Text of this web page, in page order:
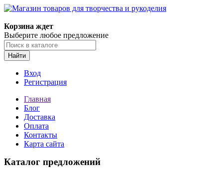
Корзина ждет
Выберите любое предложение
Найти
Вход
Регистрация
Главная
Блог
Доставка
Оплата
Контакты
Карта сайта
Каталог предложений